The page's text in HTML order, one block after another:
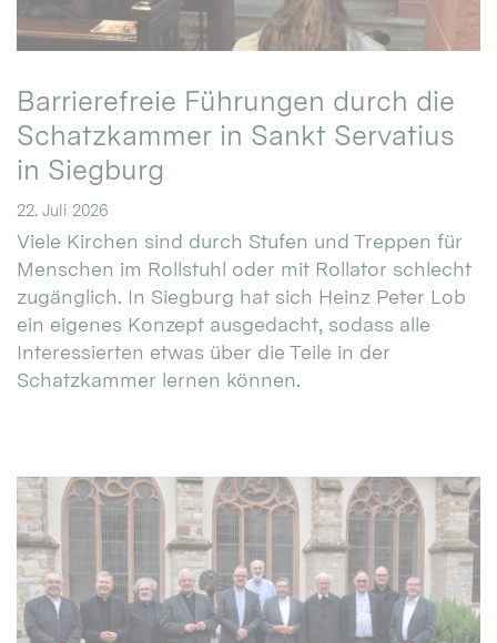
Barrierefreie Führungen durch die
Schatzkammer in Sankt Servatius
in Siegburg
22. Juli 2026
Viele Kirchen sind durch Stufen und Treppen für
Menschen im Rollstuhl oder mit Rollator schlecht
zugänglich. In Siegburg hat sich Heinz Peter Lob
ein eigenes Konzept ausgedacht, sodass alle
Interessierten etwas über die Teile in der
Schatzkammer lernen können.